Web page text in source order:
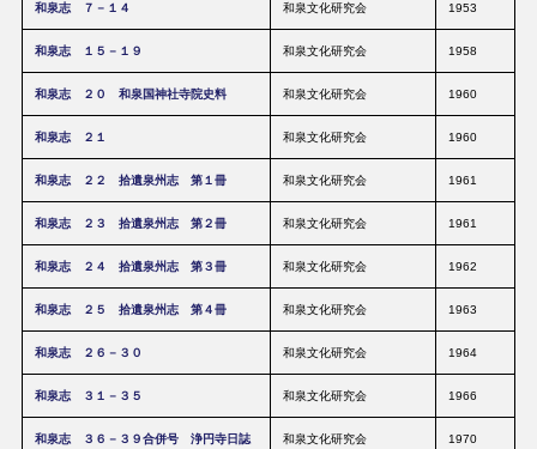
和泉志 ７－１４ 和泉文化研究会 1953
和泉志 １５－１９ 和泉文化研究会 1958
和泉志 ２０ 和泉国神社寺院史料 和泉文化研究会 1960
和泉志 ２１ 和泉文化研究会 1960
和泉志 ２２ 拾遺泉州志 第１冊 和泉文化研究会 1961
和泉志 ２３ 拾遺泉州志 第２冊 和泉文化研究会 1961
和泉志 ２４ 拾遺泉州志 第３冊 和泉文化研究会 1962
和泉志 ２５ 拾遺泉州志 第４冊 和泉文化研究会 1963
和泉志 ２６－３０ 和泉文化研究会 1964
和泉志 ３１－３５ 和泉文化研究会 1966
和泉志 ３６－３９合併号 浄円寺日誌 和泉文化研究会 1970